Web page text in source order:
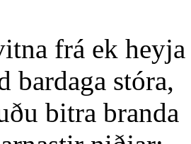
frá ek heyja
bardaga stóra,
bitra branda